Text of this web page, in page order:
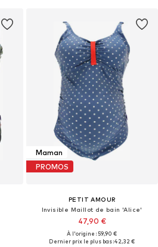
Maman
PROMOS
PETIT AMOUR
Invisible Maillot de bain 'Alice'
47,90 €
À l'origine : 59,90 €
Dernier prix le plus bas :42,32 €